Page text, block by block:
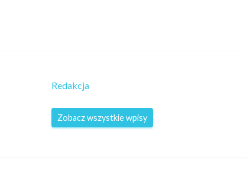
Redakcja
Zobacz wszystkie wpisy